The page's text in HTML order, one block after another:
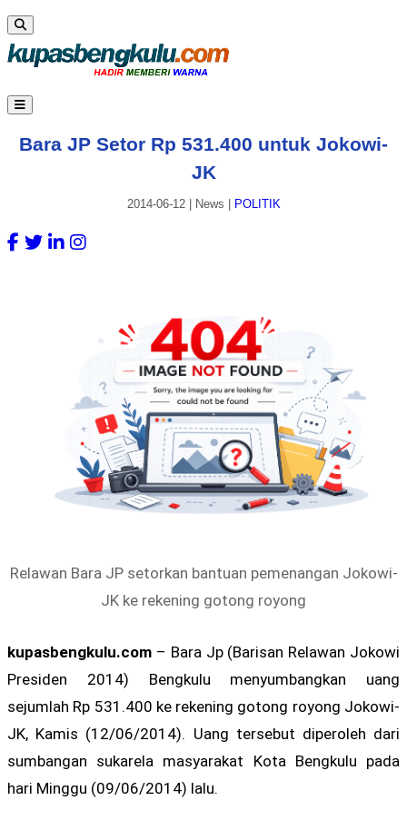
Bara JP Setor Rp 531.400 untuk Jokowi-
JK
2014-06-12| News POLITIK
Relawan Bara JP setorkan bantuan pemenangan Jokowi-
JK ke rekening gotong royong
kupasbengkulu.com – Bara Jp (Barisan Relawan Jokowi
Presiden 2014) Bengkulu menyumbangkan uang
sejumlah Rp 531.400 ke rekening gotong royong Jokowi-
JK, Kamis (12/06/2014). Uang tersebut diperoleh dari
sumbangan sukarela masyarakat Kota Bengkulu pada
hari Minggu (09/06/2014) lalu.